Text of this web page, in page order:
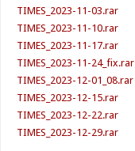
TIMES_2023-11-03.rar
TIMES_2023-11-10.rar
TIMES_2023-11-17.rar
TIMES_2023-11-24_fix.rar
TIMES_2023-12-01_08.rar
TIMES_2023-12-15.rar
TIMES_2023-12-22.rar
TIMES_2023-12-29.rar